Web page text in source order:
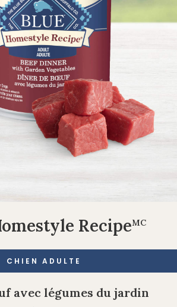
RecipeMC
CHIEN ADULTE
avec légumes du jardin